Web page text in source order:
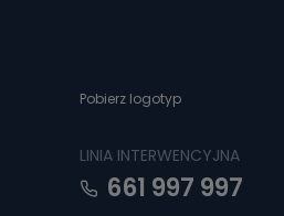
Pobierz logotyp
LINIA INTERWENCYJNA
661 997 997